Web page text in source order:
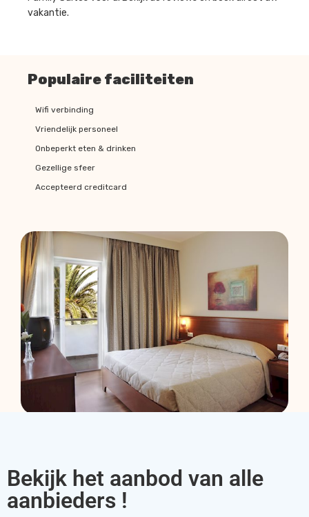
vakantie.
Populaire faciliteiten
Wifi verbinding
Vriendelijk personeel
Onbeperkt eten & drinken
Gezellige sfeer
Accepteerd creditcard
Bekijk het aanbod van alle
aanbieders !